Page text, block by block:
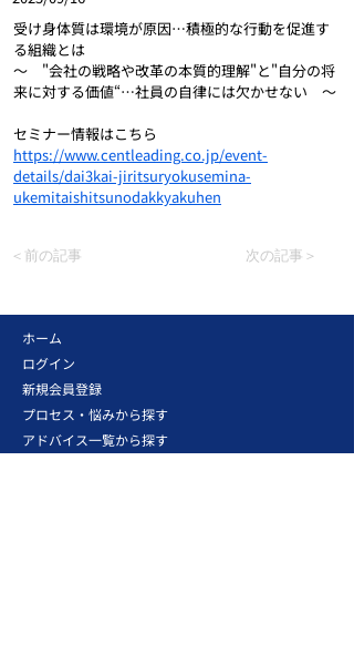
受け身体質は環境が原因…積極的な行動を促進す
る組織とは
～　"会社の戦略や改革の本質的理解"と"自分の将
来に対する価値“…社員の自律には欠かせない　～
セミナー情報はこちら
https://www.centleading.co.jp/event-
details/dai3kai-jiritsuryokusemina-
ukemitaishitsunodakkyakuhen
＜前の記事 次の記事＞
ホーム
ログイン
新規会員登録
プロセス・悩みから探す
アドバイス一覧から探す